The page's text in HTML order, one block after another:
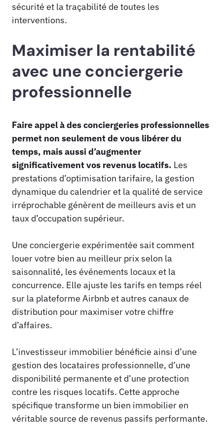
sécurité et la traçabilité de toutes les
interventions.
Maximiser la rentabilité
avec une conciergerie
professionnelle
Faire appel à des conciergeries professionnelles
permet non seulement de vous libérer du
temps, mais aussi d’augmenter
significativement vos revenus locatifs. Les
prestations d’optimisation tarifaire, la gestion
dynamique du calendrier et la qualité de service
irréprochable génèrent de meilleurs avis et un
taux d’occupation supérieur.
Une conciergerie expérimentée sait comment
louer votre bien au meilleur prix selon la
saisonnalité, les événements locaux et la
concurrence. Elle ajuste les tarifs en temps réel
sur la plateforme Airbnb et autres canaux de
distribution pour maximiser votre chiffre
d’affaires.
L’investisseur immobilier bénéficie ainsi d’une
gestion des locataires professionnelle, d’une
disponibilité permanente et d’une protection
contre les risques locatifs. Cette approche
spécifique transforme un bien immobilier en
véritable source de revenus passifs performante.